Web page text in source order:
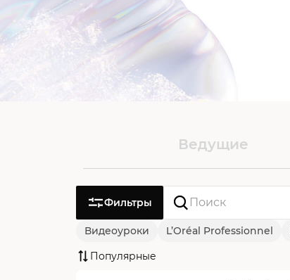
Ведущие
Фильтры
Видеоуроки L’Oréal Professionnel
Популярные
Видеоурок